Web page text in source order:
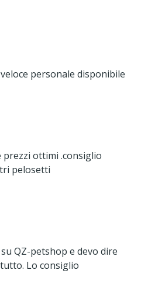
personale disponibile
prezzi ottimi .consiglio
pelosetti
QZ-petshop e devo dire
Lo consiglio